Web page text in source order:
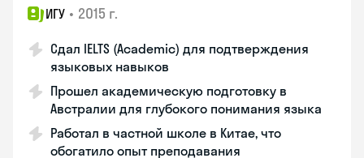
ИГУ • 2015 г.
Сдал IELTS (Academic) для подтверждения
языковых навыков
Прошел академическую подготовку в
Австралии для глубокого понимания языка
Работал в частной школе в Китае, что
обогатило опыт преподавания